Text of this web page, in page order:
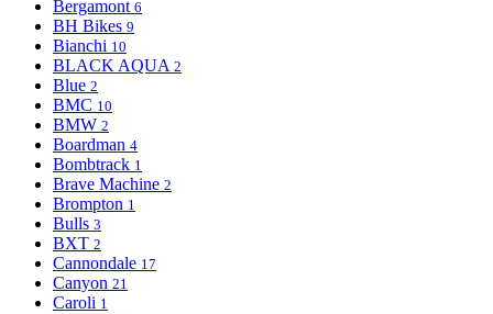
Bergamont 6
BH Bikes 9
Bianchi 10
BLACK AQUA 2
Blue 2
BMC 10
BMW 2
Boardman 4
Bombtrack 1
Brave Machine 2
Brompton 1
Bulls 3
BXT 2
Cannondale 17
Canyon 21
Caroli 1